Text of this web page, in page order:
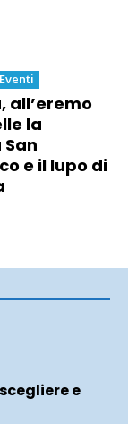
all’eremo
la
e il lupo di
e